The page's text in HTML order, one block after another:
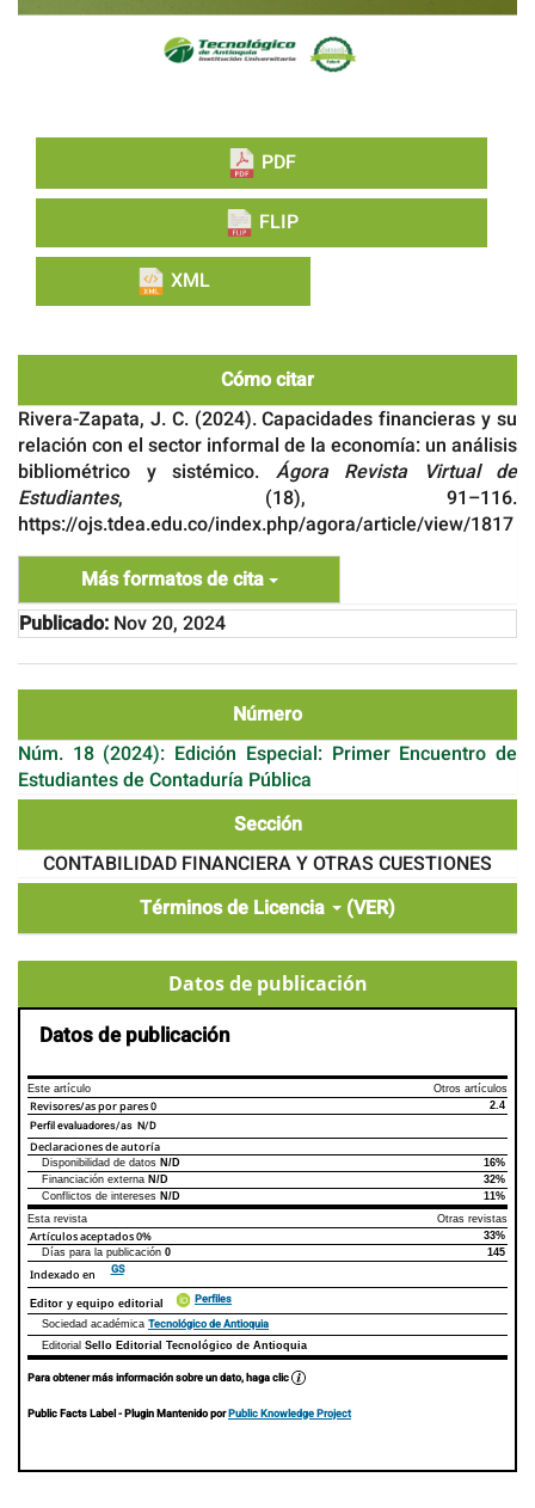
PDF
FLIP
XML
Cómo citar
Rivera-Zapata, J. C. (2024). Capacidades financieras y su
relación con el sector informal de la economía: un análisis
bibliométrico y sistémico. Ágora Revista Virtual de
Estudiantes, (18), 91–116.
https://ojs.tdea.edu.co/index.php/agora/article/view/1817
Más formatos de cita
Publicado: Nov 20, 2024
Número
Núm. 18 (2024): Edición Especial: Primer Encuentro de
Estudiantes de Contaduría Pública
Sección
CONTABILIDAD FINANCIERA Y OTRAS CUESTIONES
Términos de Licencia
(VER)
Datos de publicación
Datos de publicación
Este artículo Otros artículos
Revisores/as por pares0 2.4
Perfil evaluadores/as N/D
Declaraciones de autoría
Declaraciones de autoríaEste artículo
Disponibilidad de datos N/D
16%
Financiación externa N/D
32%
Conflictos de intereses N/D
11%
Esta revista
Otras revistas
Artículos aceptados0%
33%
Días para la publicación 0 145
Indexado en GS
Editor y equipo editorial Perfiles
Sociedad académica Tecnológico de Antioquia
Editorial Sello Editorial Tecnológico de Antioquia
Para obtener más información sobre un dato, haga clic
Public Facts Label- Plugin Mantenido porPublic Knowledge Project